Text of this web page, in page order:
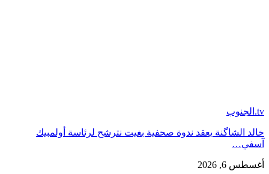
tv.الجنوب
خالد الشاگنة يعقد ندوة صحفية بغيت نترشح لرئاسة أولمبيك
آسفي…
أغسطس 6, 2026